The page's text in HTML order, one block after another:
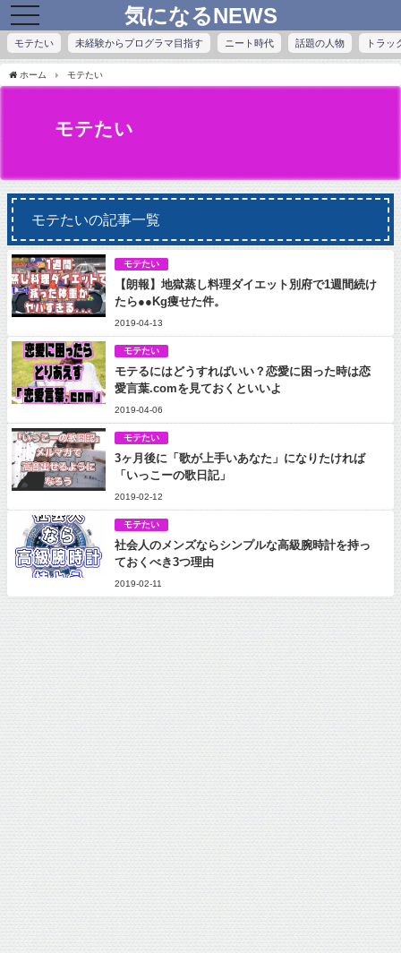
toggle
navigation
気になるNEWS
モテたい 未経験からプログラマ目指す ニート時代 話題の人物 トラッ
ホーム モテたい
モテたい
モテたいの記事一覧
モテたい
【朗報】地獄蒸し料理ダイエット別府で1週間続け
たら●●Kg痩せた件。
2019-04-13
モテたい
モテるにはどうすればいい？恋愛に困った時は恋
愛言葉.comを見ておくといいよ
2019-04-06
モテたい
3ヶ月後に「歌が上手いあなた」になりたければ
「いっこーの歌日記」
2019-02-12
モテたい
社会人のメンズならシンプルな高級腕時計を持っ
ておくべき3つ理由
2019-02-11